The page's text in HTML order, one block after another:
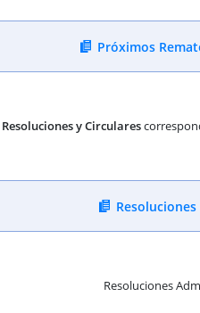
Próximos
Resoluciones y Circulares
Resoluciones